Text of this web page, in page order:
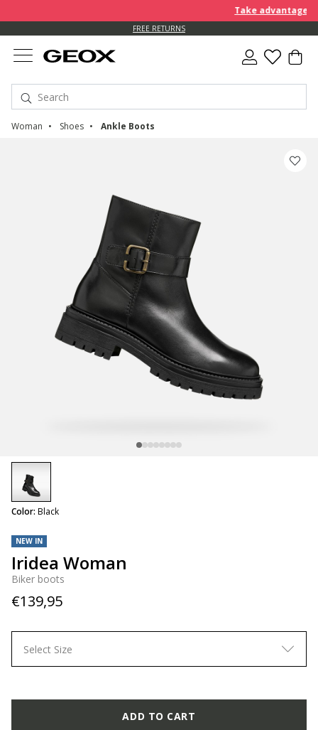
Take advantage of
FREE RETURNS
Woman Shoes Ankle Boots
NEW IN
Iridea Woman
Biker boots
€139,95
Color: Black
selected
Select Size
ADD TO CART